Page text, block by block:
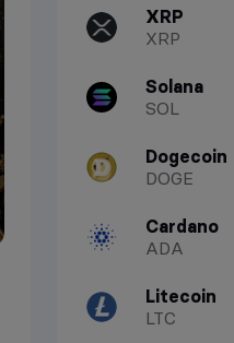
XRP
XRP
Solana
SOL
Dogecoin
DOGE
Cardano
ADA
Litecoin
LTC